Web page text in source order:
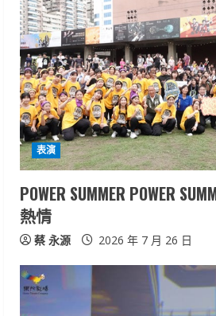
e
R
e
a
d
i
n
g
表演
POWER SUMMER POWER
熱情
蔡 永源 2026 年 7 月 26 日